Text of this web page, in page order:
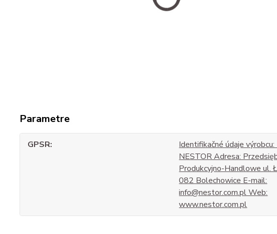
Parametre
GPSR
Identifikačné údaje
NESTOR Adresa:
Produkcyjno-Handlowe ul.
082 Bolechowice E-mail:
info@nestor.com.pl Web:
www.nestor.com.pl